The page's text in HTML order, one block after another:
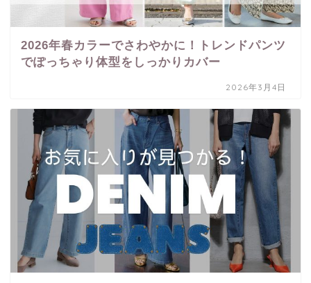
2026年春カラーでさわやかに！トレンドパンツ
でぽっちゃり体型をしっかりカバー
2026年3月4日